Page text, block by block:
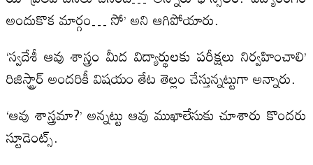
అందుకొక మార్గం… సో’ అని ఆగిపోయారు.
‘స్వదేశీ ఆవు శాస్త్రం మీద విద్యార్థులకు పరీక్షలు నిర్వహించాలి’
రిజిస్ట్రార్ అందరికీ విషయం తేట తెల్లం చేస్తున్నట్టుగా అన్నారు.
‘ఆవు శాస్త్రమా?’ అన్నట్టు ఆవు ముఖాలేసుకు చూశారు కొందరు
స్టూడెంట్స్.